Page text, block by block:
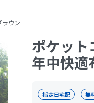
ウン
ポケット
年中快適
指定日宅配 無